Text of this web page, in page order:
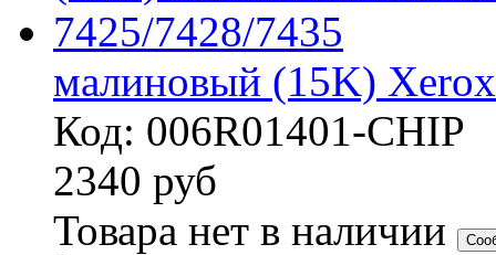
малиновый (15K)
Код: 006R01401-CHIP
2340 руб
Товара нет в наличии